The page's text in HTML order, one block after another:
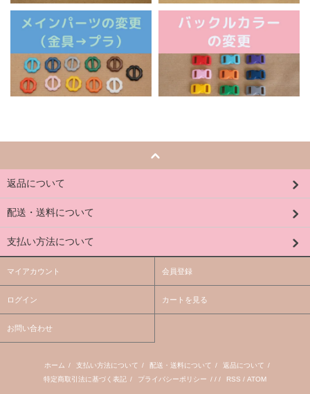
返品について
配送・送料について
支払い方法について
マイアカウント 会員登録
ログイン カートを見る
お問い合わせ
ホーム / 支払い方法について / 配送・送料について / 返品について /
特定商取引法に基づく表記 / プライバシーポリシー / / / RSS / ATOM